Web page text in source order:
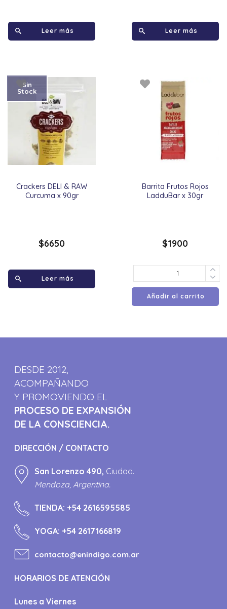
Leer más Leer más
Crackers DELI & RAW
Curcuma x 90gr
Sin
Stock
$6650
Leer más
Barrita Frutos Rojos
LadduBar x 30gr
$1900
Añadir al carrito
DESDE 2012,
ACOMPAÑANDO
Y PROMOVIENDO EL
PROCESO DE EXPANSIÓN
DE LA CONSCIENCIA.
DIRECCIÓN / CONTACTO
San Lorenzo 490, Ciudad.
Mendoza, Argentina.
TIENDA:+54 2616595585
YOGA:+54 2617166819
contacto@enindigo.com.ar
HORARIOS DE ATENCIÓN
Lunes a Viernes